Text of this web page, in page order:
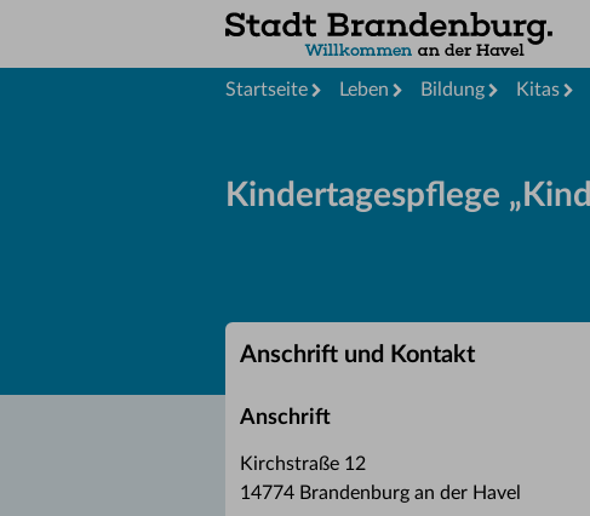
Startseite Leben Bildung Kitas
Kindertagespflege
Anschrift und Kontakt
Anschrift
Kirchstraße 12
14774 Brandenburg an der Havel